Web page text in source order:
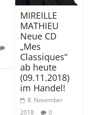
MIREILLE
MATHIEU
Neue CD
„Mes
Classiques“
ab heute
(09.11.2018)
im Handel!
8. November
2018
0